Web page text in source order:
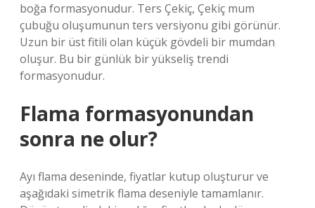
boğa formasyonudur. Ters Çekiç, Çekiç mum
çubuğu oluşumunun ters versiyonu gibi görünür.
Uzun bir üst fitili olan küçük gövdeli bir mumdan
oluşur. Bu bir günlük bir yükseliş trendi
formasyonudur.
Flama formasyonundan
sonra ne olur?
Ayı flama deseninde, fiyatlar kutup oluşturur ve
aşağıdaki simetrik flama deseniyle tamamlanır.